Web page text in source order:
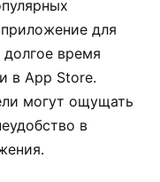
для
время
в App Store.
могут ощущать
в